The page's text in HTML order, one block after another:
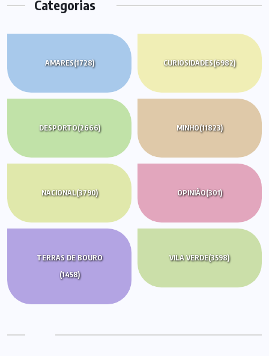
Categorias
AMARES(1728) CURIOSIDADES(6982)
DESPORTO(2666) MINHO(11823)
NACIONAL(3790) OPINIÃO(301)
TERRAS DE BOURO
(1458)
VILA VERDE(3598)